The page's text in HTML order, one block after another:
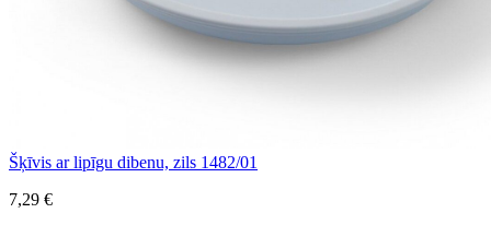
Šķīvis ar lipīgu dibenu, zils 1482/01
7,29 €